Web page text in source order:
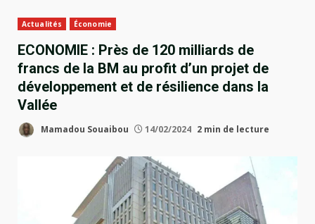
Actualités Économie
ECONOMIE : Près de 120 milliards de
francs de la BM au profit d’un projet de
développement et de résilience dans la
Vallée
Mamadou Souaibou 14/02/2024 2 min de lecture